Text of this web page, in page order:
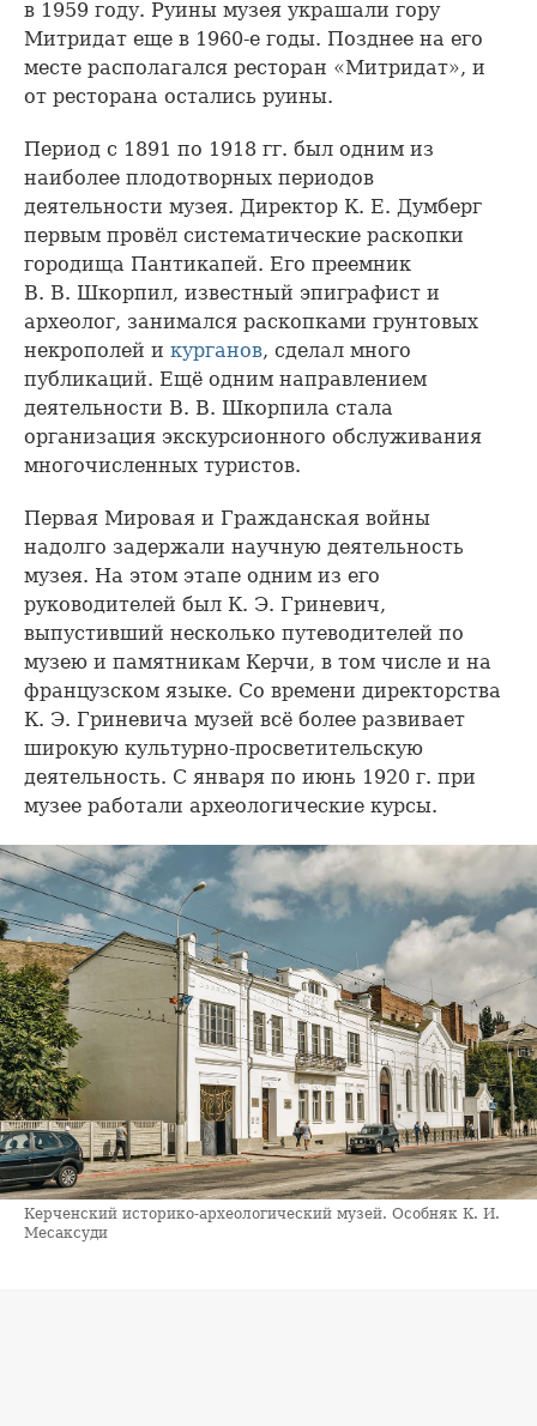
в 1959 году. Руины музея украшали гору
Митридат еще в 1960-е годы. Позднее на его
месте располагался ресторан «Митридат», и
от ресторана остались руины.
Период с 1891 по 1918 гг. был одним из
наиболее плодотворных периодов
деятельности музея. Директор К. Е. Думберг
первым провёл систематические раскопки
городища Пантикапей. Его преемник
В. В. Шкорпил, известный эпиграфист и
археолог, занимался раскопками грунтовых
некрополей и курганов, сделал много
публикаций. Ещё одним направлением
деятельности В. В. Шкорпила стала
организация экскурсионного обслуживания
многочисленных туристов.
Первая Мировая и Гражданская войны
надолго задержали научную деятельность
музея. На этом этапе одним из его
руководителей был К. Э. Гриневич,
выпустивший несколько путеводителей по
музею и памятникам Керчи, в том числе и на
французском языке. Со времени директорства
К. Э. Гриневича музей всё более развивает
широкую культурно-просветительскую
деятельность. С января по июнь 1920 г. при
музее работали археологические курсы.
Керченский историко-археологический музей. Особняк К. И.
Месаксуди